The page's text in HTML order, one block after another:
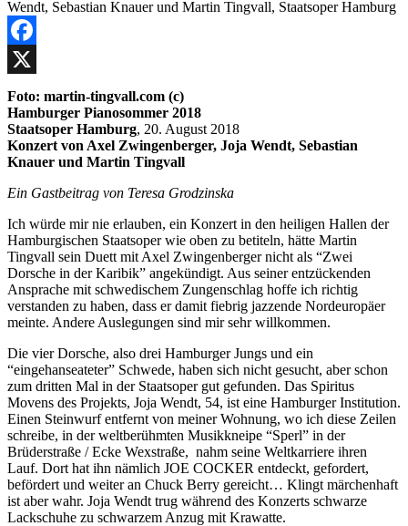
Facebook
X
Foto: martin-tingvall.com (c)
Hamburger Pianosommer 2018
Staatsoper Hamburg, 20. August 2018
Konzert von Axel Zwingenberger, Joja Wendt, Sebastian
Knauer und Martin Tingvall
Ein Gastbeitrag von Teresa Grodzinska
Ich würde mir nie erlauben, ein Konzert in den heiligen Hallen der
Hamburgischen Staatsoper wie oben zu betiteln, hätte Martin
Tingvall sein Duett mit Axel Zwingenberger nicht als “Zwei
Dorsche in der Karibik” angekündigt. Aus seiner entzückenden
Ansprache mit schwedischem Zungenschlag hoffe ich richtig
verstanden zu haben, dass er damit fiebrig jazzende Nordeuropäer
meinte. Andere Auslegungen sind mir sehr willkommen.
Die vier Dorsche, also drei Hamburger Jungs und ein
“eingehanseateter” Schwede, haben sich nicht gesucht, aber schon
zum dritten Mal in der Staatsoper gut gefunden. Das Spiritus
Movens des Projekts, Joja Wendt, 54, ist eine Hamburger Institution.
Einen Steinwurf entfernt von meiner Wohnung, wo ich diese Zeilen
schreibe, in der weltberühmten Musikkneipe “Sperl” in der
Brüderstraße / Ecke Wexstraße, nahm seine Weltkarriere ihren
Lauf. Dort hat ihn nämlich JOE COCKER entdeckt, gefordert,
befördert und weiter an Chuck Berry gereicht… Klingt märchenhaft
ist aber wahr. Joja Wendt trug während des Konzerts schwarze
Lackschuhe zu schwarzem Anzug mit Krawatte.